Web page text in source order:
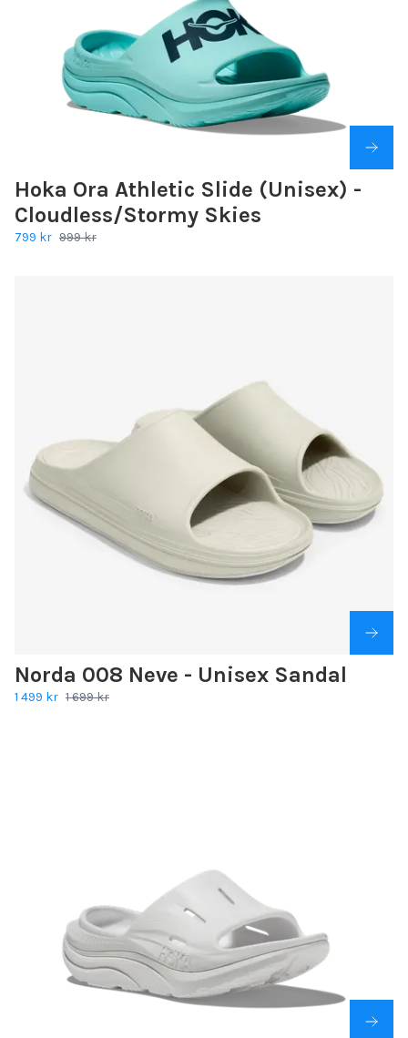
Hoka Ora Athletic Slide (Unisex) -
Cloudless/Stormy Skies
799 kr 999 kr
Norda 008 Neve - Unisex Sandal
1 499 kr 1 699 kr